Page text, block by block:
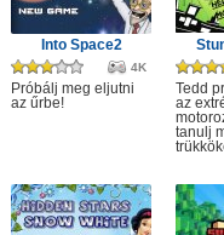
Into Space2
4K
Próbálj meg eljutni
az űrbe!
Tedd
az
tanulj